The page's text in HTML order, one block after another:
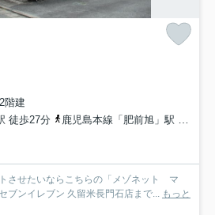
階建
徒歩27分
鹿児島本線「肥前旭」駅 徒歩41分
させたいならこちらの「メゾネット マ
ブンイレブン 久留米長門石店まで... もっと